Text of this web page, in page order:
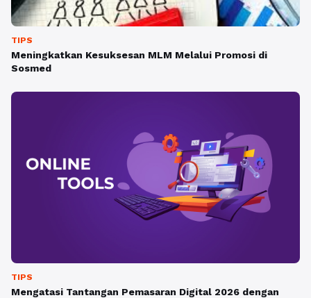
TIPS
Meningkatkan Kesuksesan MLM Melalui Promosi di
Sosmed
TIPS
Mengatasi Tantangan Pemasaran Digital 2026 dengan